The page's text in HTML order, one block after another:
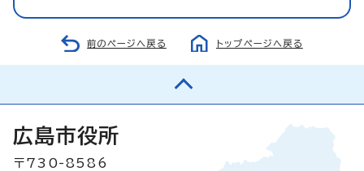
前のページへ戻る トップページへ戻る
広島市役所
〒730-8586